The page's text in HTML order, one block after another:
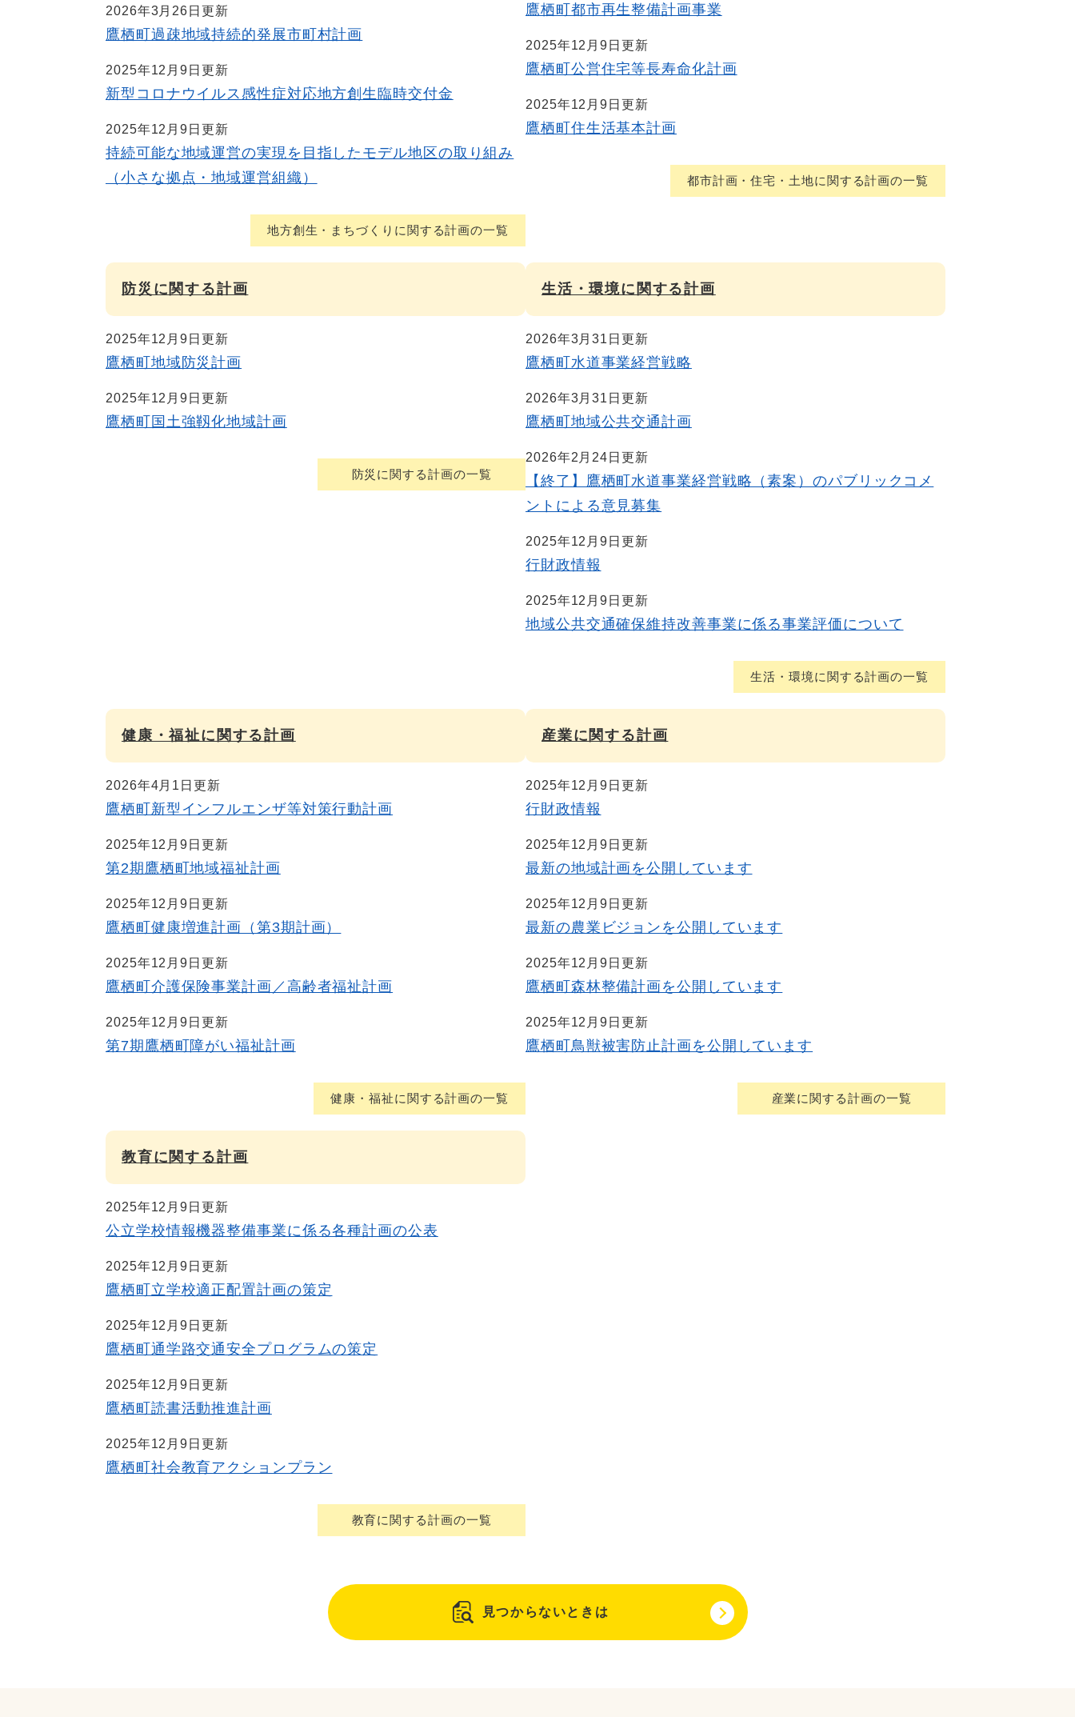
2026年3月26日更新
鷹栖町過疎地域持続的発展市町村計画
2025年12月9日更新
新型コロナウイルス感性症対応地方創生臨時交付金
2025年12月9日更新
持続可能な地域運営の実現を目指したモデル地区の取り組み
（小さな拠点・地域運営組織）
地方創生・まちづくりに関する計画の一覧
鷹栖町都市再生整備計画事業
2025年12月9日更新
鷹栖町公営住宅等長寿命化計画
2025年12月9日更新
鷹栖町住生活基本計画
都市計画・住宅・土地に関する計画の一覧
防災に関する計画
2025年12月9日更新
鷹栖町地域防災計画
2025年12月9日更新
鷹栖町国土強靱化地域計画
防災に関する計画の一覧
生活・環境に関する計画
2026年3月31日更新
鷹栖町水道事業経営戦略
2026年3月31日更新
鷹栖町地域公共交通計画
2026年2月24日更新
【終了】鷹栖町水道事業経営戦略（素案）のパブリックコメ
ントによる意見募集
2025年12月9日更新
行財政情報
2025年12月9日更新
地域公共交通確保維持改善事業に係る事業評価について
生活・環境に関する計画の一覧
健康・福祉に関する計画
2026年4月1日更新
鷹栖町新型インフルエンザ等対策行動計画
2025年12月9日更新
第2期鷹栖町地域福祉計画
2025年12月9日更新
鷹栖町健康増進計画（第3期計画）
2025年12月9日更新
鷹栖町介護保険事業計画／高齢者福祉計画
2025年12月9日更新
第7期鷹栖町障がい福祉計画
健康・福祉に関する計画の一覧
産業に関する計画
2025年12月9日更新
行財政情報
2025年12月9日更新
最新の地域計画を公開しています
2025年12月9日更新
最新の農業ビジョンを公開しています
2025年12月9日更新
鷹栖町森林整備計画を公開しています
2025年12月9日更新
鷹栖町鳥獣被害防止計画を公開しています
産業に関する計画の一覧
教育に関する計画
2025年12月9日更新
公立学校情報機器整備事業に係る各種計画の公表
2025年12月9日更新
鷹栖町立学校適正配置計画の策定
2025年12月9日更新
鷹栖町通学路交通安全プログラムの策定
2025年12月9日更新
鷹栖町読書活動推進計画
2025年12月9日更新
鷹栖町社会教育アクションプラン
教育に関する計画の一覧
見つからないときは